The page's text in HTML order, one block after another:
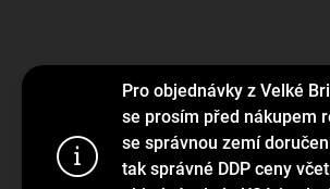
Pro objednávky z Velké
se prosím před nákupem
se správnou zemí
tak správné DDP ceny